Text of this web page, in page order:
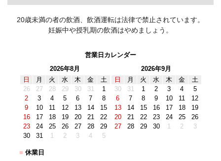
20歳未満の者の飲酒、飲酒運転は法律で禁止されています。
妊娠中や授乳期の飲酒はやめましょう。
営業日カレンダー
2026年8月
日
月 火 水 木 金
土
26
27 28 29 30 31
1
2
3 4 5 6 7
8
9
10 11 12 13 14
15
16
17 18 19 20 21
22
23
24 25 26 27 28
29
30
31 1 2 3 4 5
2026年9月
日
月 火 水 木 金
土
30
31 1 2 3 4
5
6
7 8 9 10 11
12
13
14 15 16 17 18
19
20
21 22 23 24 25
26
27
28 29 30 1 2 3
■ 休業日